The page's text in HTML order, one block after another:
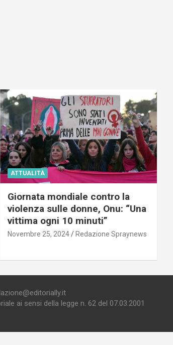
ATTUALITÀ
Giornata mondiale contro la
violenza sulle donne, Onu: “Una
vittima ogni 10 minuti”
Novembre 25, 2024 Redazione Spraynews
ai sensi della legge n. 62 del 07.03.2001